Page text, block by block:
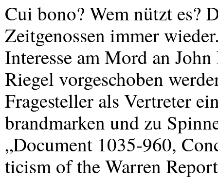
Cui bono? Wem nützt es?
Zeitgenossen immer
Interesse am Mord an
Riegel vorgeschoben
Fragesteller als Vertreter
brandmarken und zu
„Document 1035-960,
ticism of the Warren